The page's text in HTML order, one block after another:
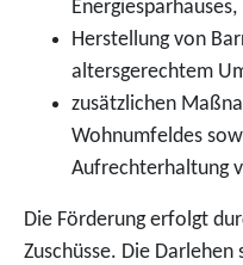
Energiesparhauses,
Herstellung von
altersgerechtem
zusätzlichen
Wohnumfeldes
Aufrechterhaltung
Die Förderung erfolgt
Zuschüsse. Die